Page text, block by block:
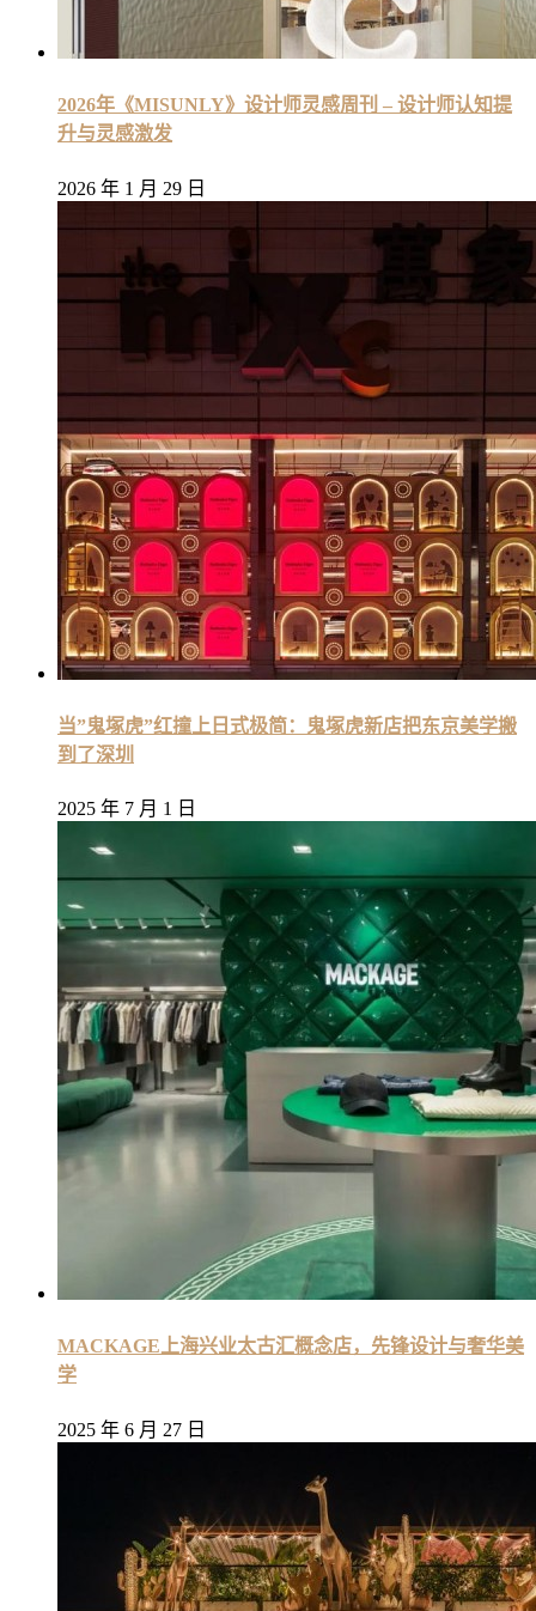
2026年《MISUNLY》设计师灵感周刊 – 设计师认知提
升与灵感激发
2026 年 1 月 29 日
当”鬼塚虎”红撞上日式极简：鬼塚虎新店把东京美学搬
到了深圳
2025 年 7 月 1 日
MACKAGE上海兴业太古汇概念店，先锋设计与奢华美
学
2025 年 6 月 27 日